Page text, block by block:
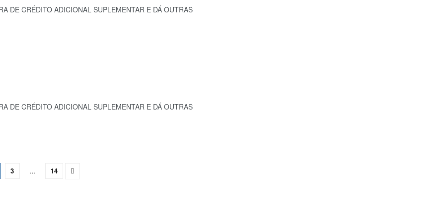
DE CRÉDITO ADICIONAL SUPLEMENTAR E DÁ OUTRAS
DE CRÉDITO ADICIONAL SUPLEMENTAR E DÁ OUTRAS
3 … 14